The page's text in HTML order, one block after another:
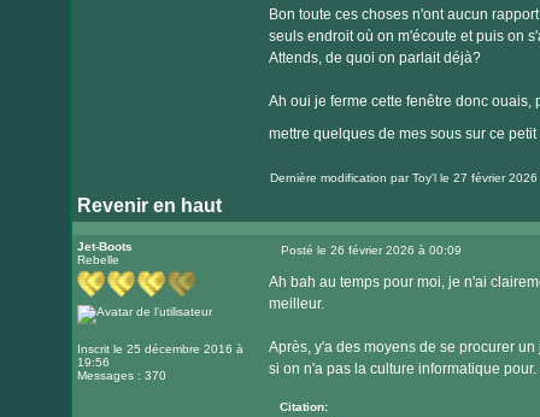
Bon toute ces choses n'ont aucun
seuls endroit où on m'écoute et puis on
Attends, de quoi on parlait déjà?
Ah oui je ferme cette fenêtre donc
mettre quelques de mes sous sur ce
Dernière modification parToy'lle 27 février 2026
Revenir en haut
Jet-Boots
Rebelle
Inscrit le 25 décembre 2016 à
19:56
Messages : 370
Posté le 26 février 2026 à 00:09
Ah bah au temps pour moi, je n'ai
meilleur.
Après, y'a des moyens de se procurer
si on n'a pas la culture informatique pour.
Citation: